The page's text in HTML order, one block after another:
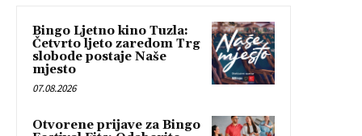
Bingo Ljetno kino Tuzla:
Četvrto ljeto zaredom Trg
slobode postaje Naše
mjesto
07.08.2026
Otvorene prijave za Bingo